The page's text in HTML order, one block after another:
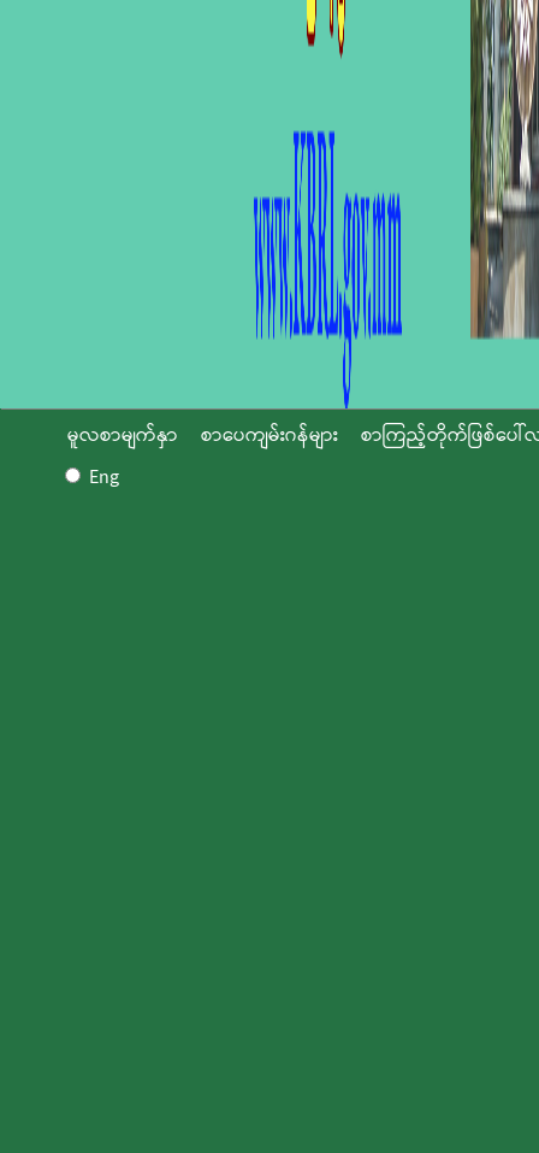
မူလစာမျက်နှာ စာပေကျမ်းဂန်များ
စာကြည့်တိုက်ဖြစ်ပေါ်
Eng